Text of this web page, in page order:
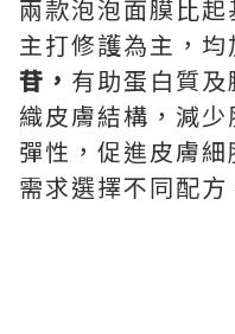
兩款泡泡面膜比起
主打修護為主，
苷， 有助蛋白質
織皮膚結構，減
彈性，促進皮膚
需求選擇不同配方